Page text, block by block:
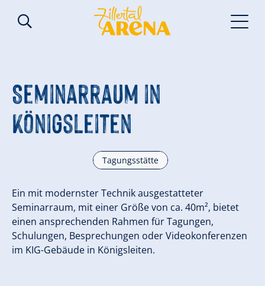
Seminarraum in
Königsleiten
Tagungsstätte
Ein mit modernster Technik ausgestatteter
Seminarraum, mit einer Größe von ca. 40m², bietet
einen ansprechenden Rahmen für Tagungen,
Schulungen, Besprechungen oder Videokonferenzen
im KIG-Gebäude in Königsleiten.